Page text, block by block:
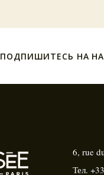
ПОДПИШИТЕСЬ НА
6, rue
Тел.